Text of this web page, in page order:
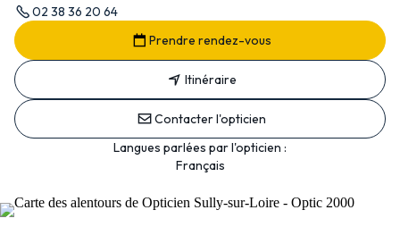
02 38 36 20 64
Prendre rendez-vous
Itinéraire
Contacter l'opticien
Langues parlées par l'opticien :
Français